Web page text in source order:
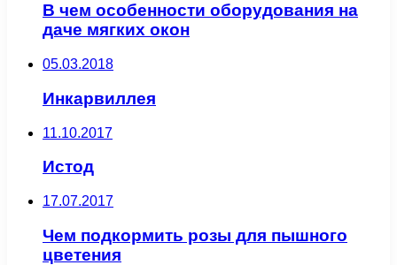
В чем особенности оборудования на
даче мягких окон
05.03.2018
Инкарвиллея
11.10.2017
Истод
17.07.2017
Чем подкормить розы для пышного
цветения